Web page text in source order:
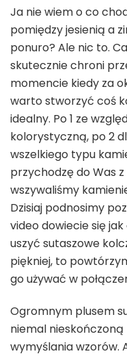
Jak
obszyć
kaboszon
sutaszem
i
uszyć
sutaszowe
kolczyki
Ja nie wiem o co
pomiędzy jesienią a
ponuro? Ale nic to.
skutecznie chroni
momencie kiedy za
warto stworzyć coś
idealny. Po 1 ze
kolorystyczną, po 2
wszelkiego typu
przychodzę do Was
wszywaliśmy
Dzisiaj podnosimy
video dowiecie się
uszyć sutaszowe
piękniej, to
go używać w
Ogromnym plusem
niemal nieskończoną
wymyślania wzorów.